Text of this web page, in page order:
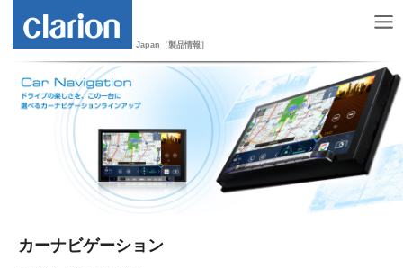
Japan［製品情報］
カーナビゲーション